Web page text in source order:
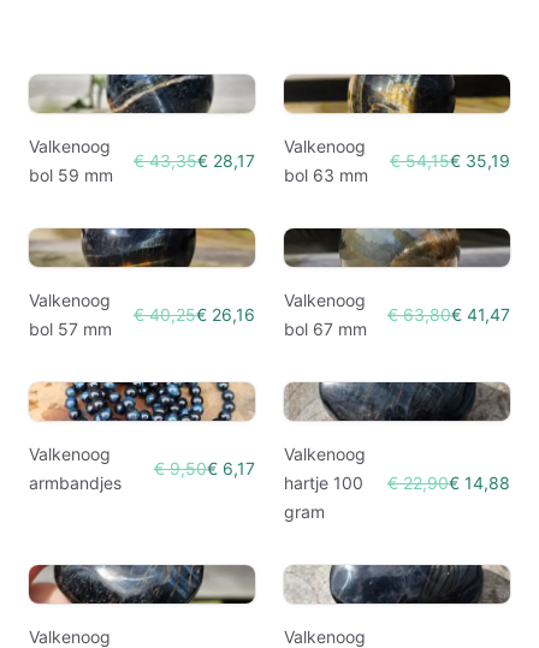
Valkenoog
bol 59 mm
€ 43,35€ 28,17
Valkenoog
bol 63 mm
€ 54,15€ 35,19
Valkenoog
bol 57 mm
€ 40,25€ 26,16
Valkenoog
bol 67 mm
€ 63,80€ 41,47
Valkenoog
armbandjes
€ 9,50€ 6,17
Valkenoog
hartje 100
gram
€ 22,90€ 14,88
Valkenoog
Valkenoog